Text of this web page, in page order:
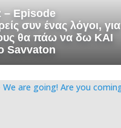
– Episode
συν ένας λόγοι, για
θα πάω να δω ΚΑΙ
Savvaton